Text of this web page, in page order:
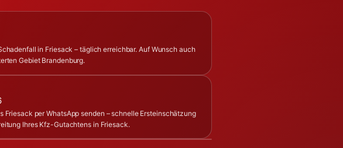
in Friesack – täglich erreichbar. Auf Wunsch auch
Gebiet Brandenburg.
Friesack per WhatsApp senden – schnelle Ersteinschätzung
Ihres Kfz-Gutachtens in Friesack.